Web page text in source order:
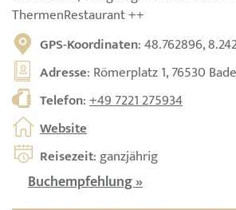
ThermenRestaurant ++
GPS-Koordinaten: 48.762896,
Adresse: Römerplatz 1, 76530
Telefon:+49 7221 275934
Website
Reisezeit: ganzjährig
Buchempfehlung »